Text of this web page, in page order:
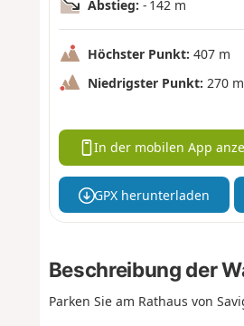
Abstieg: - 142 m
Höchster Punkt: 407 m
Niedrigster Punkt: 270 m
In der mobilen App
GPX herunterladen
Beschreibung der
Parken Sie am Rathaus von